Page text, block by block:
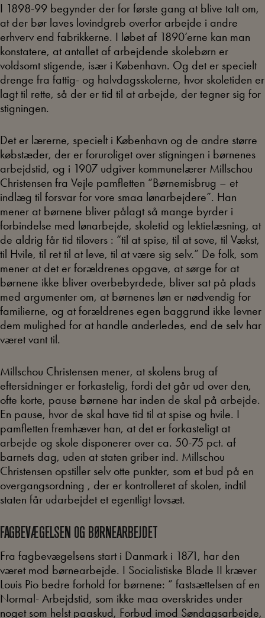
I 1898-99 begynder der for første gang at blive talt om,
at der bør laves lovindgreb overfor arbejde i andre
erhverv end fabrikkerne. I løbet af 1890’erne kan man
konstatere, at antallet af arbejdende skolebørn er
voldsomt stigende, især i København. Og det er specielt
drenge fra fattig- og halvdagsskolerne, hvor skoletiden er
lagt til rette, så der er tid til at arbejde, der tegner sig for
stigningen.
Det er lærerne, specielt i København og de andre større
købstæder, der er foruroliget over stigningen i børnenes
arbejdstid, og i 1907 udgiver kommunelærer Millschou
Christensen fra Vejle pamfletten “Børnemisbrug – et
indlæg til forsvar for vore smaa lønarbejdere”. Han
mener at børnene bliver pålagt så mange byrder i
forbindelse med lønarbejde, skoletid og lektielæsning, at
de aldrig får tid tilovers : “til at spise, til at sove, til Vækst,
til Hvile, til ret til at leve, til at være sig selv.” De folk, som
mener at det er forældrenes opgave, at sørge for at
børnene ikke bliver overbebyrdede, bliver sat på plads
med argumenter om, at børnenes løn er nødvendig for
familierne, og at forældrenes egen baggrund ikke levner
dem mulighed for at handle anderledes, end de selv har
været vant til.
Millschou Christensen mener, at skolens brug af
eftersidninger er forkastelig, fordi det går ud over den,
ofte korte, pause børnene har inden de skal på arbejde.
En pause, hvor de skal have tid til at spise og hvile. I
pamfletten fremhæver han, at det er forkasteligt at
arbejde og skole disponerer over ca. 50-75 pct. af
barnets dag, uden at staten griber ind. Millschou
Christensen opstiller selv otte punkter, som et bud på en
overgangsordning , der er kontrolleret af skolen, indtil
staten får udarbejdet et egentligt lovsæt.
FAGBEVÆGELSEN OG BØRNEARBEJDET
Fra fagbevægelsens start i Danmark i 1871, har den
været mod børnearbejde. I Socialistiske Blade II kræver
Louis Pio bedre forhold for børnene: ” fastsættelsen af en
Normal- Arbejdstid, som ikke maa overskrides under
noget som helst paaskud, Forbud imod Søndagsarbejde,